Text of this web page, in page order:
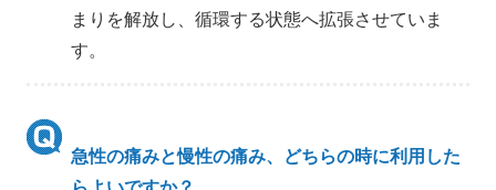
まりを解放し、循環する状態へ拡張させていま
す。
急性の痛みと慢性の痛み、どちらの時に利用した